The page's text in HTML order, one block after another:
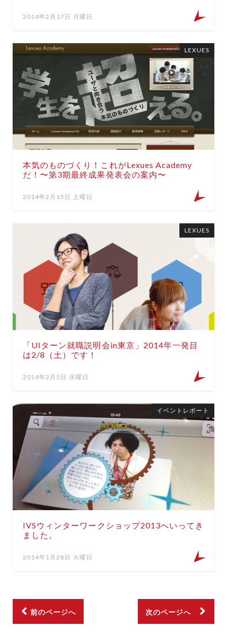
2014年2月17日 月曜日
本気のものづくり！これがLexues Academy
だ！〜第3期最終成果発表会の案内〜
2014年2月15日 土曜日
LEXUES
「UIターン就職説明会in東京」2014年一発目
は2/8（土）です！
2014年2月5日 水曜日
LEXUES
IVSウィンターワークショップ2013へいってき
ました。
2014年1月28日 火曜日
イベントレポート
前のページへ 次のページへ